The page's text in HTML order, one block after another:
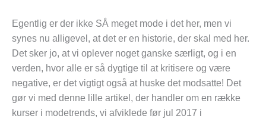
Egentlig er der ikke SÅ meget mode i det her, men vi
synes nu alligevel, at det er en historie, der skal med her.
Det sker jo, at vi oplever noget ganske særligt, og i en
verden, hvor alle er så dygtige til at kritisere og være
negative, er det vigtigt også at huske det modsatte! Det
gør vi med denne lille artikel, der handler om en række
kurser i modetrends, vi afviklede før jul 2017 i